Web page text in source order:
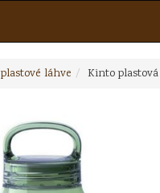
plastové láhve Kinto